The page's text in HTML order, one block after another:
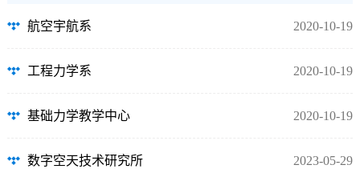
航空宇航系 2020-10-19
工程力学系 2020-10-19
基础力学教学中心 2020-10-19
数字空天技术研究所 2023-05-29